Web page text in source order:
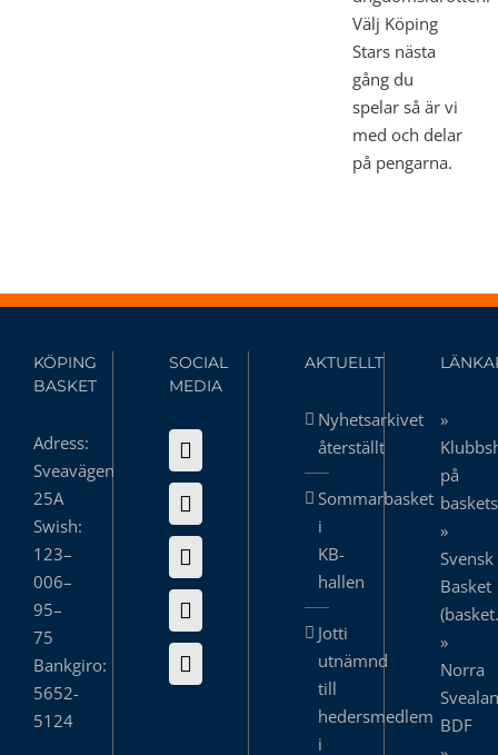
Välj Köping
Stars nästa
gång du
spelar så är vi
med och delar
på pengarna.
KÖPING
BASKET
Adress:
Sveavägen
25A
Swish:
123–
006–
95–
75
Bankgiro:
5652-
5124
SOCIAL
MEDIA
AKTUELLT
Nyhetsarkivet
återställt
Sommarbasket
i
KB-
hallen
Jotti
utnämnd
till
hedersmedlem
i
»
på
»
Svensk
Basket
»
Norra
BDF